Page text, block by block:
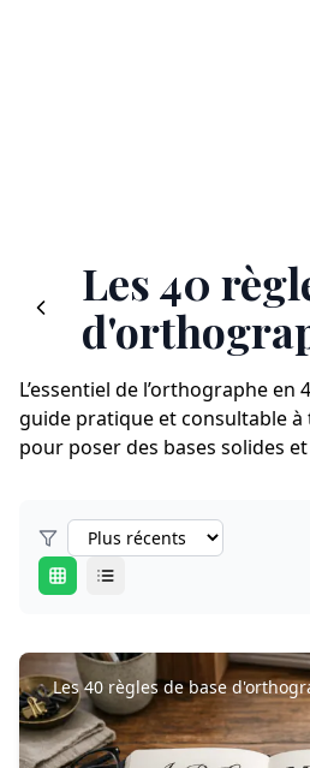
Les 40
L’essentiel de l’orthographe en
guide pratique et consultable
pour poser des bases solides
Les 40 règles de base